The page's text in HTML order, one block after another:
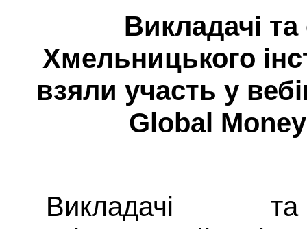
Викладачі
Хмельницького
взяли участь у
Global
Викладачі